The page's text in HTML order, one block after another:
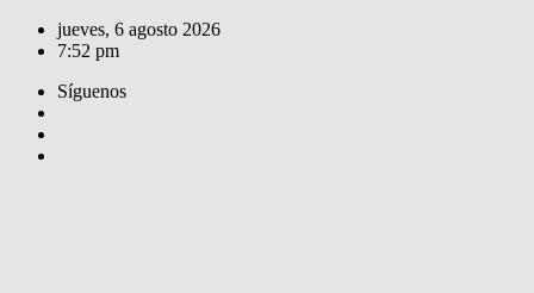
Saltar
jueves, 6 agosto 2026
7:52 pm
Síguenos